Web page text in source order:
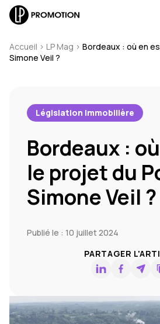
Accueil > LP Mag > Bordeaux : où en
Simone Veil ?
Législation immobilière
Bordeaux :
le projet du
Simone Veil ?
Publié le : 10 juillet 2024
PARTAGER
J'envoie un
J'appelle un
Je suis